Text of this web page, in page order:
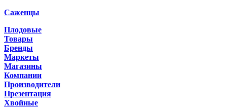
Саженцы
Плодовые
Товары
Бренды
Маркеты
Магазины
Компании
Производители
Презентация
Хвойные